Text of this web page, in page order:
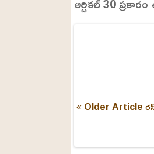
« Older Article